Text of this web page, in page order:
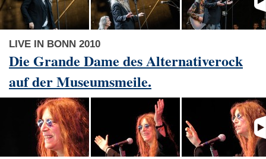
LIVE IN BONN 2010
Die Grande Dame des Alternativerock
auf der Museumsmeile.